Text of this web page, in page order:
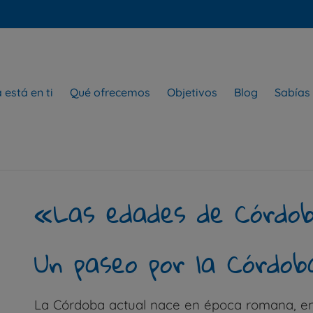
está en ti Qué ofrecemos Objetivos Blog Sabías
«Las edades de
Un paseo por la
La Córdoba actual nace en época romana,